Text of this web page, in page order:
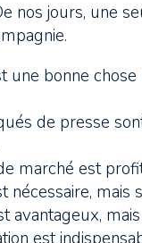
nos jours, une
une bonne
de presse
marché est
nécessaire,
avantageux,